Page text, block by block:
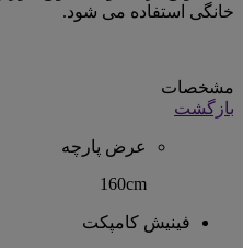
خانگی استفاده می شود.
مشخصات
بازگشت
عرض پارچه
160cm
فینیش کامپکت